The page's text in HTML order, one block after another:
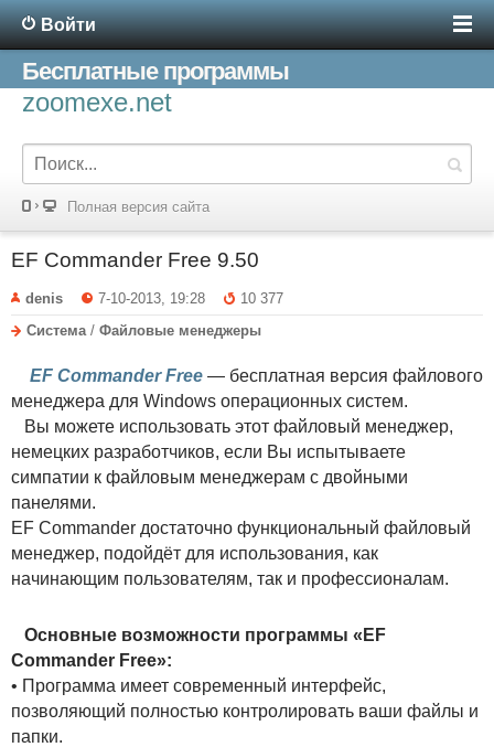
Войти
Бесплатные программы
zoomexe.net
Полная версия сайта
EF Commander Free 9.50
denis 7-10-2013, 19:28
10 377
Система / Файловые менеджеры
EF Commander Free — бесплатная версия файлового
менеджера для Windows операционных систем.
Вы можете использовать этот файловый менеджер,
немецких разработчиков, если Вы испытываете
симпатии к файловым менеджерам с двойными
панелями.
EF Commander достаточно функциональный файловый
менеджер, подойдёт для использования, как
начинающим пользователям, так и профессионалам.
Основные возможности программы «EF
Commander Free»:
• Программа имеет современный интерфейс,
позволяющий полностью контролировать ваши файлы и
папки.